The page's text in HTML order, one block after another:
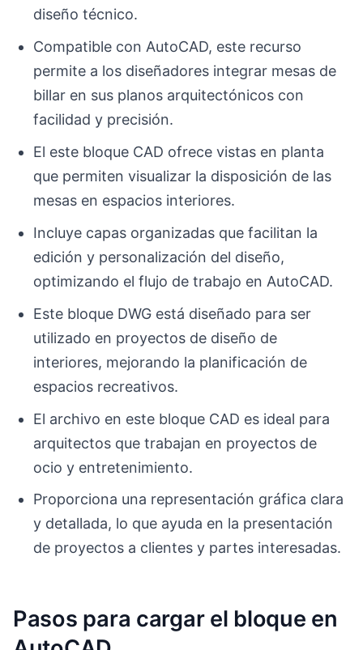
diseño técnico.
Compatible con AutoCAD, este recurso
permite a los diseñadores integrar mesas de
billar en sus planos arquitectónicos con
facilidad y precisión.
El este bloque CAD ofrece vistas en planta
que permiten visualizar la disposición de las
mesas en espacios interiores.
Incluye capas organizadas que facilitan la
edición y personalización del diseño,
optimizando el flujo de trabajo en AutoCAD.
Este bloque DWG está diseñado para ser
utilizado en proyectos de diseño de
interiores, mejorando la planificación de
espacios recreativos.
El archivo en este bloque CAD es ideal para
arquitectos que trabajan en proyectos de
ocio y entretenimiento.
Proporciona una representación gráfica clara
y detallada, lo que ayuda en la presentación
de proyectos a clientes y partes interesadas.
Pasos para cargar el bloque en